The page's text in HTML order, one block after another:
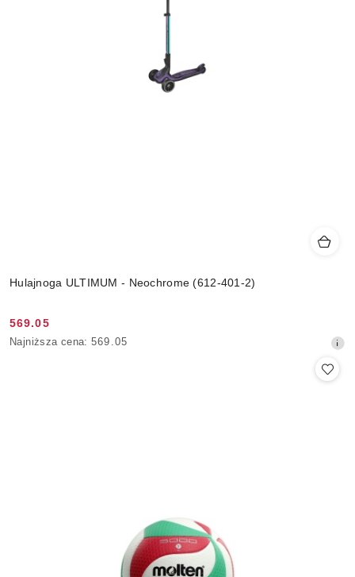
Hulajnoga ULTIMUM - Neochrome (612-401-2)
Cena
promocyjna:
569.05
Najniższa
Najniższa cena: 569.05